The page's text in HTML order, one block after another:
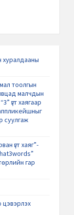
хуралдааны
тоолгын
малчдын
үгт хаягаар
суулгаж
үгт хаяг”-
гар